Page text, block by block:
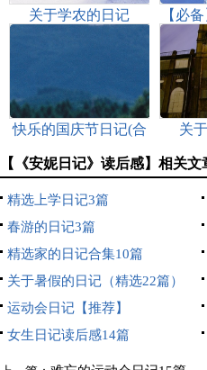
关于学农的日记 【必
快乐的国庆节日记(合
关
【《安妮日记》读后感】相关文
精选上学日记3篇
春游的日记3篇
精选家的日记合集10篇
关于暑假的日记（精选22篇）
运动会日记【推荐】
女生日记读后感14篇